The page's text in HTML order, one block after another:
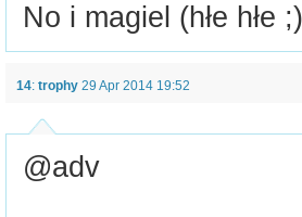
No i magiel (hłe hłe
14: trophy 29 Apr 2014 19:52
@adv